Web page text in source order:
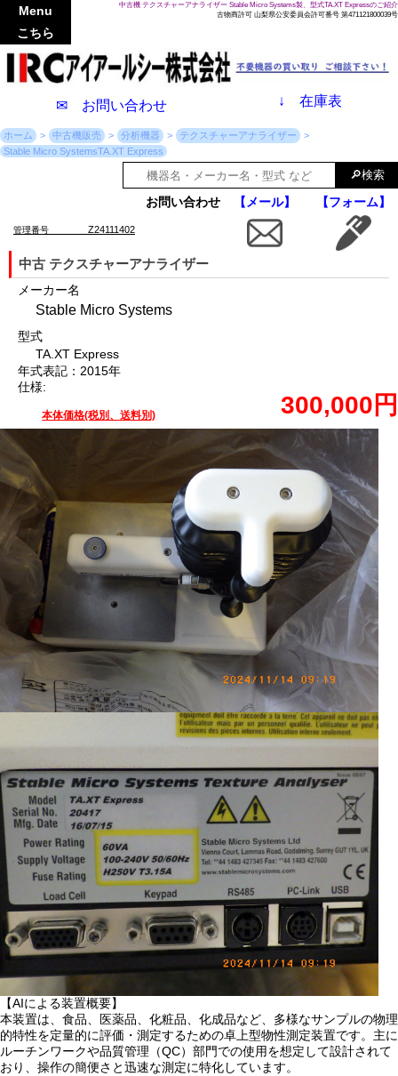
中古機 テクスチャーアナライザー Stable Micro Systems製、型式TA.XT Expressのご紹介
古物商許可 山梨県公安委員会許可番号 第471121800039号
✉ お問い合わせ ↓ 在庫表
Menu
こちら
ホーム 中古機販売 分析機器
テクスチャーアナライザー
Stable Micro SystemsTA.XT Express
お問い合わせ 【メール】 【フォーム】
管理番号 Z24111402
中古 テクスチャーアナライザー
メーカー名
Stable Micro Systems
型式
TA.XT Express
年式表記：2015年
仕様:
本体価格(税別、送料別) 300,000円
【AIによる装置概要】
本装置は、食品、医薬品、化粧品、化成品など、多様なサンプルの物理
的特性を定量的に評価・測定するための卓上型物性測定装置です。主に
ルーチンワークや品質管理（QC）部門での使用を想定して設計されて
おり、操作の簡便さと迅速な測定に特化しています。